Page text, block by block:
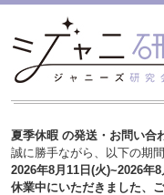
夏季休暇 の発送・お問い合
誠に勝手ながら、以下の期
2026年8月11日(火)~2026年
休業中にいただきました、